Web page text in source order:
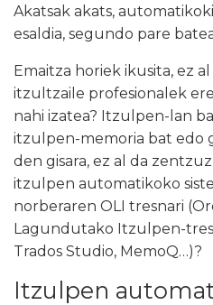
Akatsak akats,
esaldia, segundo pare
Emaitza horiek ikusita, ez
itzultzaile profesionalek
nahi izatea? Itzulpen-lan
itzulpen-memoria bat edo
den gisara, ez al da
itzulpen automatikoko
norberaren OLI tresnari
Lagundutako Itzulpen-
Trados Studio, MemoQ…)?
Itzulpen